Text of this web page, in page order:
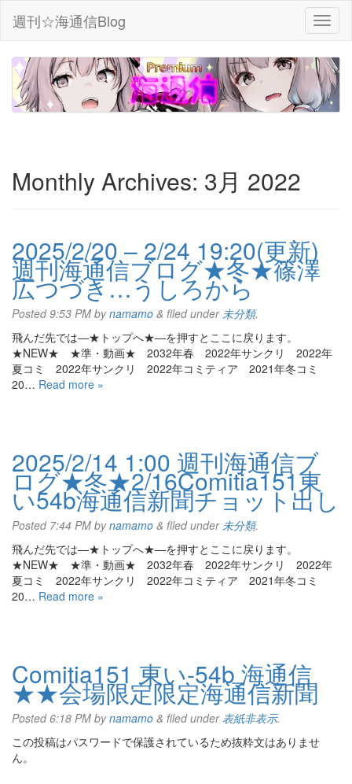
週刊☆海通信Blog
Monthly Archives: 3月 2022
2025/2/20 – 2/24 19:20(更新)
週刊海通信ブログ★冬★篠澤
広つづき…うしろから
Posted9:53 PM bynamamo & filed under未分類.
飛んだ先では—★トップへ★—を押すとここに戻ります。
★NEW★ ★準・動画★ 2032年春 2022年サンクリ 2022年
夏コミ 2022年サンクリ 2022年コミティア 2021年冬コミ
20… Read more »
2025/2/14 1:00 週刊海通信ブ
ログ★冬★2/16Comitia151東
い54b海通信新聞チョット出し
Posted 7:44 PM bynamamo & filed under未分類.
飛んだ先では—★トップへ★—を押すとここに戻ります。
★NEW★ ★準・動画★ 2032年春 2022年サンクリ 2022年
夏コミ 2022年サンクリ 2022年コミティア 2021年冬コミ
20… Read more »
Comitia151 東い-54b 海通信
★★会場限定限定海通信新聞
Posted6:18 PM bynamamo & filed under 表紙非表示.
この投稿はパスワードで保護されているため抜粋文はありませ
ん。